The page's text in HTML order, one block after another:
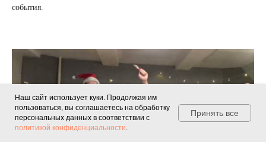
события.
Наш сайт использует куки. Продолжая им
пользоваться, вы соглашаетесь на обработку
персональных данных в соответствии с
политикой конфиденциальности.
Принять все